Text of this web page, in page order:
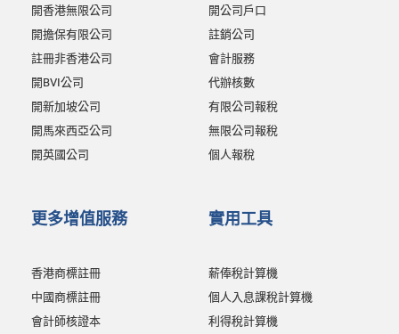
開香港無限公司
開擔保有限公司
註冊非香港公司
開BVI公司
開新加坡公司
開馬來西亞公司
開英國公司
開公司戶口
註銷公司
會計服務
代辦核數
有限公司報稅
無限公司報稅
個人報稅
更多增值服務
香港商標註冊
中國商標註冊
會計師核證本
實用工具
薪俸稅計算機
個人入息課稅計算機
利得稅計算機